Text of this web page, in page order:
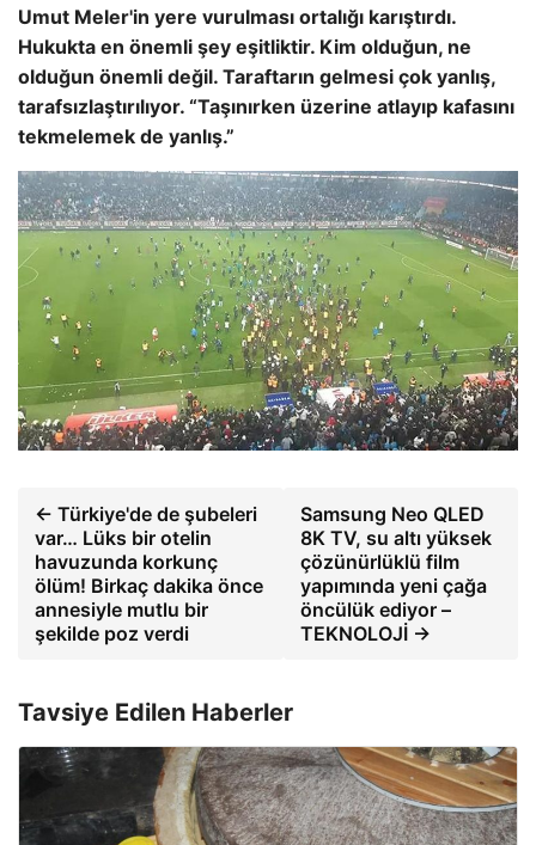
Umut Meler'in yere vurulması ortalığı karıştırdı.
Hukukta en önemli şey eşitliktir. Kim olduğun, ne
olduğun önemli değil. Taraftarın gelmesi çok yanlış,
tarafsızlaştırılıyor. “Taşınırken üzerine atlayıp kafasını
tekmelemek de yanlış.”
← Türkiye'de de şubeleri
var… Lüks bir otelin
havuzunda korkunç
ölüm! Birkaç dakika önce
annesiyle mutlu bir
şekilde poz verdi
Samsung Neo QLED
8K TV, su altı yüksek
çözünürlüklü film
yapımında yeni çağa
öncülük ediyor –
TEKNOLOJİ →
Tavsiye Edilen Haberler